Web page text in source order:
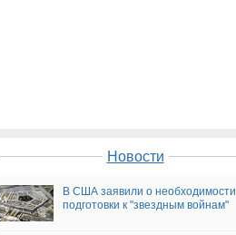
Новости
В США заявили о необходимости
подготовки к "звездным войнам"